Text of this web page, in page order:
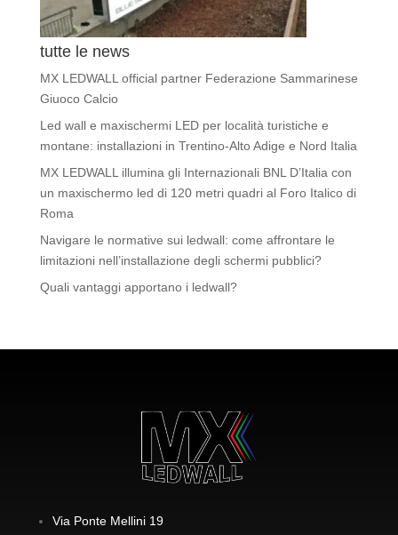
tutte le news
MX LEDWALL official partner Federazione Sammarinese
Giuoco Calcio
Led wall e maxischermi LED per località turistiche e
montane: installazioni in Trentino-Alto Adige e Nord Italia
MX LEDWALL illumina gli Internazionali BNL D’Italia con
un maxischermo led di 120 metri quadri al Foro Italico di
Roma
Navigare le normative sui ledwall: come affrontare le
limitazioni nell’installazione degli schermi pubblici?
Quali vantaggi apportano i ledwall?
Via Ponte Mellini 19